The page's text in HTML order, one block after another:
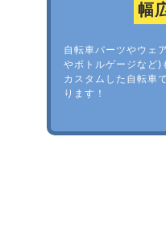
幅
自転車パーツやウェ
やボトルゲージなど)
カスタムした自転車
ります！